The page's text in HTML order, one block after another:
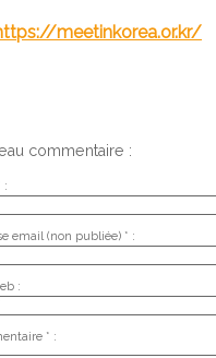
meetinkorea.or.kr/
commentaire :
:
email (non publiée) * :
:
* :